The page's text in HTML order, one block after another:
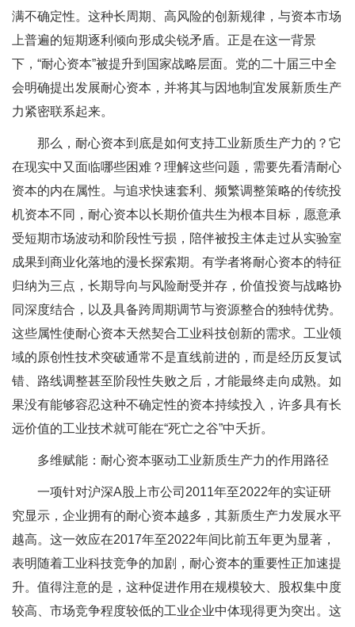
满不确定性。这种长周期、高风险的创新规律，与资本市场
上普遍的短期逐利倾向形成尖锐矛盾。正是在这一背景
下，“耐心资本”被提升到国家战略层面。党的二十届三中全
会明确提出发展耐心资本，并将其与因地制宜发展新质生产
力紧密联系起来。
那么，耐心资本到底是如何支持工业新质生产力的？它
在现实中又面临哪些困难？理解这些问题，需要先看清耐心
资本的内在属性。与追求快速套利、频繁调整策略的传统投
机资本不同，耐心资本以长期价值共生为根本目标，愿意承
受短期市场波动和阶段性亏损，陪伴被投主体走过从实验室
成果到商业化落地的漫长探索期。有学者将耐心资本的特征
归纳为三点，长期导向与风险耐受并存，价值投资与战略协
同深度结合，以及具备跨周期调节与资源整合的独特优势。
这些属性使耐心资本天然契合工业科技创新的需求。工业领
域的原创性技术突破通常不是直线前进的，而是经历反复试
错、路线调整甚至阶段性失败之后，才能最终走向成熟。如
果没有能够容忍这种不确定性的资本持续投入，许多具有长
远价值的工业技术就可能在“死亡之谷”中夭折。
多维赋能：耐心资本驱动工业新质生产力的作用路径
一项针对沪深A股上市公司2011年至2022年的实证研
究显示，企业拥有的耐心资本越多，其新质生产力发展水平
越高。这一效应在2017年至2022年间比前五年更为显著，
表明随着工业科技竞争的加剧，耐心资本的重要性正加速提
升。值得注意的是，这种促进作用在规模较大、股权集中度
较高、市场竞争程度较低的工业企业中体现得更为突出。这